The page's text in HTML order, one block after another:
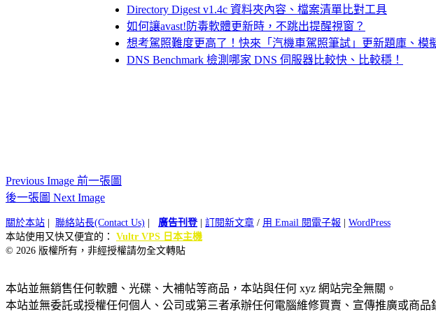
Directory Digest v1.4c 資料夾內容、檔案清單比對工具
如何讓avast!防毒軟體更新時，不跳出提醒視窗？
想考駕照難度更高了！快來「汽機車駕照筆試」更新題庫、模
DNS Benchmark 檢測哪家 DNS 伺服器比較快、比較穩！
Previous Image 前一張圖
後一張圖 Next Image
關於本站 聯絡站長(Contact Us) 廣告刊登| 訂閱新文章 / 用 Email 閱電子報
WordPress
本站使用又快又便宜的： Vultr VPS 日本主機
© 2026 版權所有，非經授權請勿全文轉貼
本站並無銷售任何軟體、光碟、大補帖等商品，本站與任何 xyz 網站完全無關。
本站並無委託或授權任何個人、公司或第三者承辦任何電腦維修買賣、宣傳推廣或商品